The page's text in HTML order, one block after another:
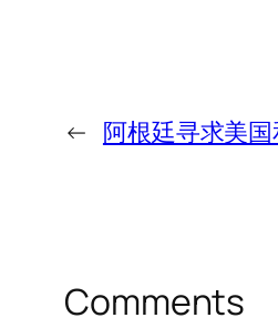
← 阿根廷寻求美
Comments